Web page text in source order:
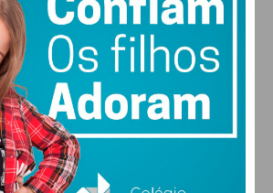
atualizada.
com ostermos e
condições
ALTERAR
SERVIÇO EM PAÇOS DE